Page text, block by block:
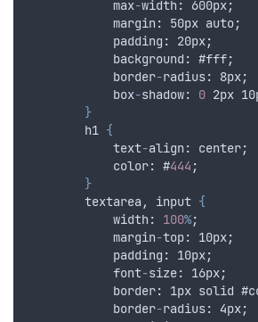
max-width: 600px;
margin: 50px auto;
padding : 20px;
background : #fff;
border-radius: 8px;
box-shadow: 0 2px 10
}
        h1
{
text-align: center;
color: #444 ;
}
        textarea, input
{
width: 100%;
margin-top: 10px;
padding : 10px;
font-size: 16px;
border: 1px solid #
border-radius: 4px;